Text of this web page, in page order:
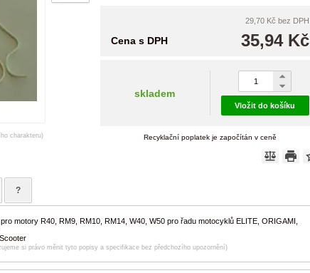
charakteru)
29,70 Kč bez DPH
35,94 Kč
Cena s DPH
skladem
Vložit do košíku
Recyklační poplatek je započítán v ceně
?
motory R40, RM9, RM10, RM14, W40, W50 pro řadu motocyklů ELITE, ORIGAMI,
si právo měnit tyto popisy a specifikace bez předchozího upozornění)